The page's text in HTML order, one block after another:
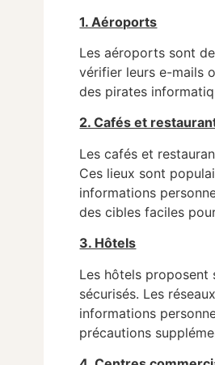
1. Aéroports
Les aéroports sont
vérifier leurs e-mails
des pirates
2. Cafés et
Les cafés et
Ces lieux sont
informations
des cibles faciles
3. Hôtels
Les hôtels proposent
sécurisés. Les
informations
précautions